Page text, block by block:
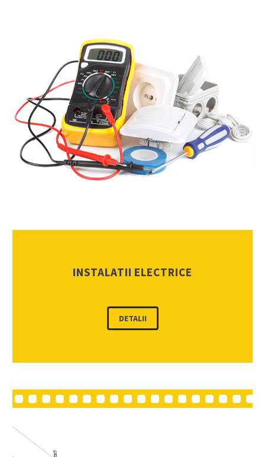
INSTALATII ELECTRICE
DETALII